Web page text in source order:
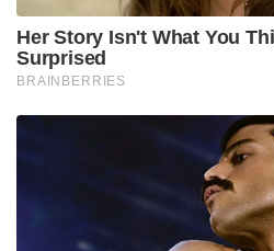
ബി.ജെ.പി 37.1 ശതമാനം
പറയുന്നു. കോണ്‍ഗ്രസിന് 4.4
നേടാനാവുക. മറ്റ് പ്രാദേശിക
പറയുന്നു. കോണ്‍ഗ്രസിന് 0 – 4
സാധ്യതയാണ് സര്‍വ്വേ